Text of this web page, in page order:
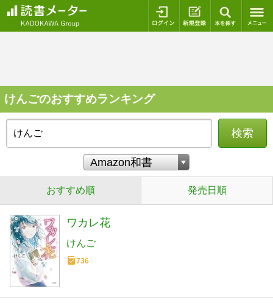
ログイン 新規登録
けんごのおすすめランキング
検索
おすすめ順 発売日順
ワカレ花
けんご
736